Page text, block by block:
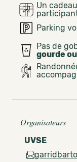
Un
Parking
Pas de
gourde
Organisateurs
UVSE